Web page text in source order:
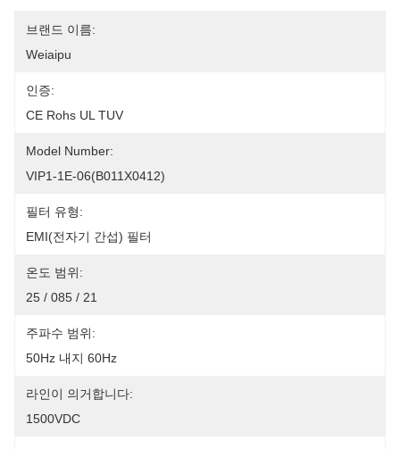
브랜드 이름:
Weiaipu
인증:
CE Rohs UL TUV
Model Number:
VIP1-1E-06(B011X0412)
필터 유형:
EMI(전자기 간섭) 필터
온도 범위:
25 / 085 / 21
주파수 범위:
50Hz 내지 60Hz
라인이 의거합니다:
1500VDC